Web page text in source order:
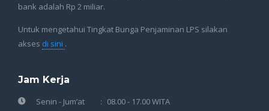
bank adalah Rp 2 miliar.
Untuk mengetahui Tingkat Bunga Penjaminan LPS silakan
akses di sini .
Jam Kerja
Senin - Jum’at
08.00 - 17.00 WITA